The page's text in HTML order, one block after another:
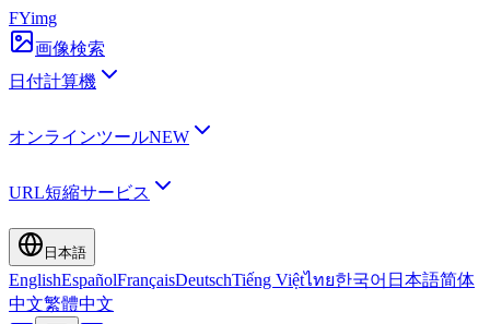
FYimg
画像検索
日付計算機
オンラインツールNEW
URL短縮サービス
日本語
EnglishEspañolFrançaisDeutschTiếng Việtไทย한국어 日本語简体
中文繁體中文